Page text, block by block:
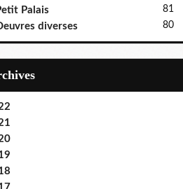
Palais 81
diverses 80